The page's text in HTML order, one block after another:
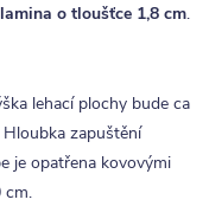
o tloušťce 1,8 cm.
lehací plochy bude ca
zapuštění
je opatřena kovovými
cm.